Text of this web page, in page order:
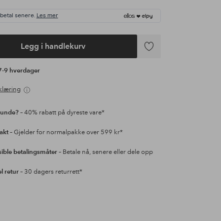
senere. Les mer
Legg i handlekurv
Legg
9 hverdager
– 40% rabatt på dyreste vare*
– Gjelder for normalpakke over 599 kr*
betalingsmåter– Betale nå, senere eller dele opp
retur– 30 dagers returrett*